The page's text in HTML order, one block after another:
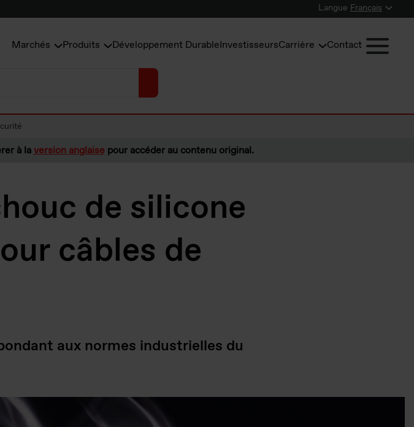
Langue Français
Marchés Produits Développement DurableInvestisseursCarrière Contact
à laversion anglaise pour accéder au contenu original.
de silicone
câbles de
aux normes industrielles du